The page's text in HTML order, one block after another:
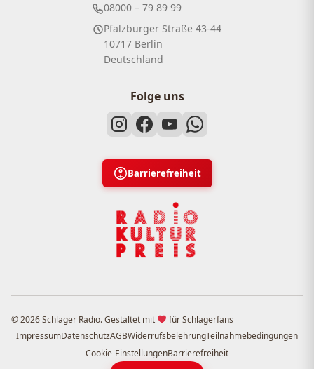
08000 – 79 89 99
Pfalzburger Straße 43-44
10717 Berlin
Deutschland
Folge uns
Barrierefreiheit
© 2026 Schlager Radio. Gestaltet mit
für Schlagerfans
ImpressumDatenschutzAGBWiderrufsbelehrungTeilnahmebedingungen
Cookie-EinstellungenBarrierefreiheit